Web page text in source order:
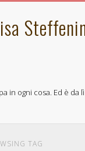
in ogni cosa. Ed è da
TAG